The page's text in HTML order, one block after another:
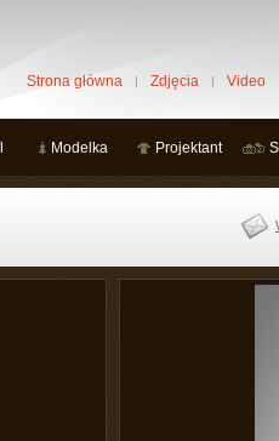
Strona główna Zdjęcia Video
Modelka Projektant